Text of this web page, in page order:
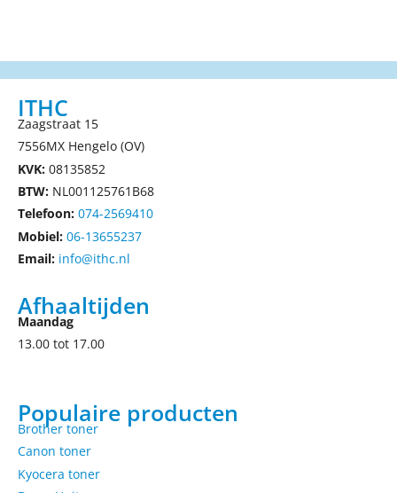
ITHC
Zaagstraat 15
7556MX Hengelo (OV)
KVK: 08135852
BTW: NL001125761B68
Telefoon: 074-2569410
Mobiel: 06-13655237
Email: info@ithc.nl
Afhaaltijden
Maandag
13.00 tot 17.00
Populaire producten
Brother toner
Canon toner
Kyocera toner